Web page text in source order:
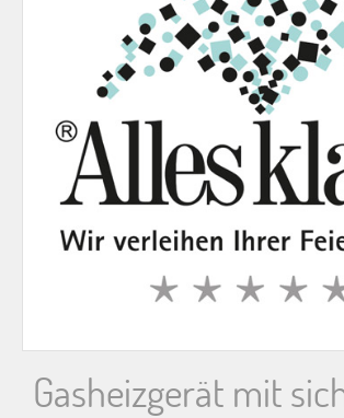
a
h
Gasheizgerät mit